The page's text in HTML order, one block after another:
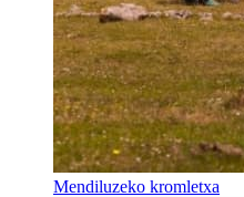
Mendiluzeko kromletxa